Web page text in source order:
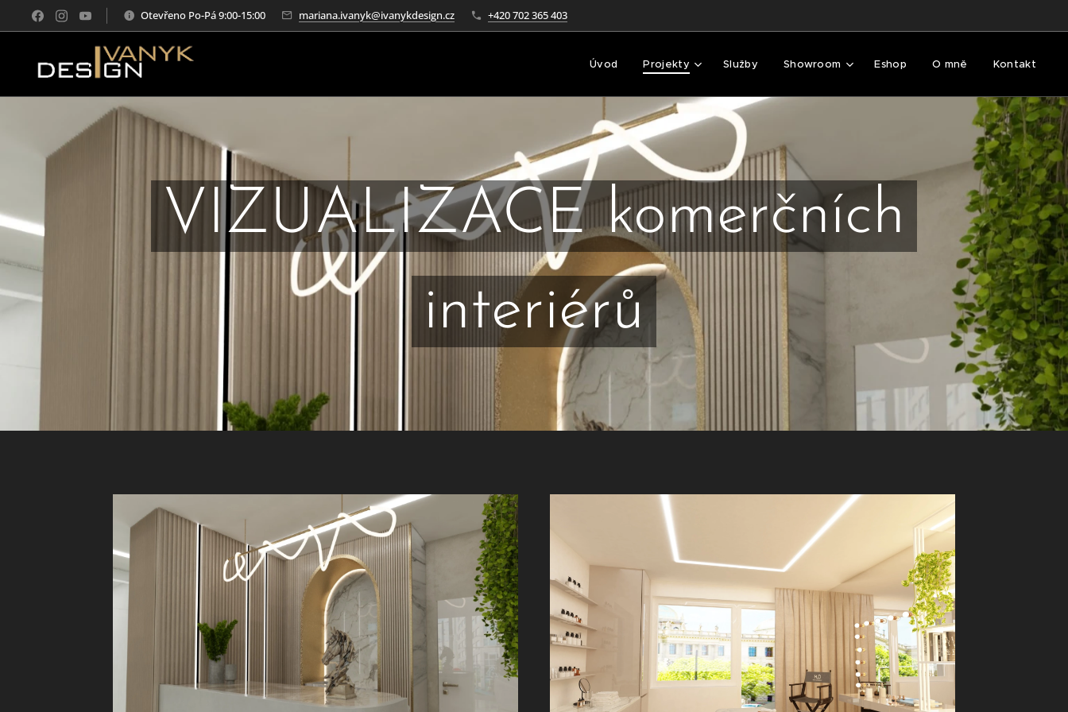
Otevřeno Po-Pá 9:00-15:00 mariana.ivanyk@ivanykdesign.cz +420 702 365 403
Úvod Projekty Služby Showroom Eshop O mně Kontakt
VIZUALIZACE komerčních
interiérů